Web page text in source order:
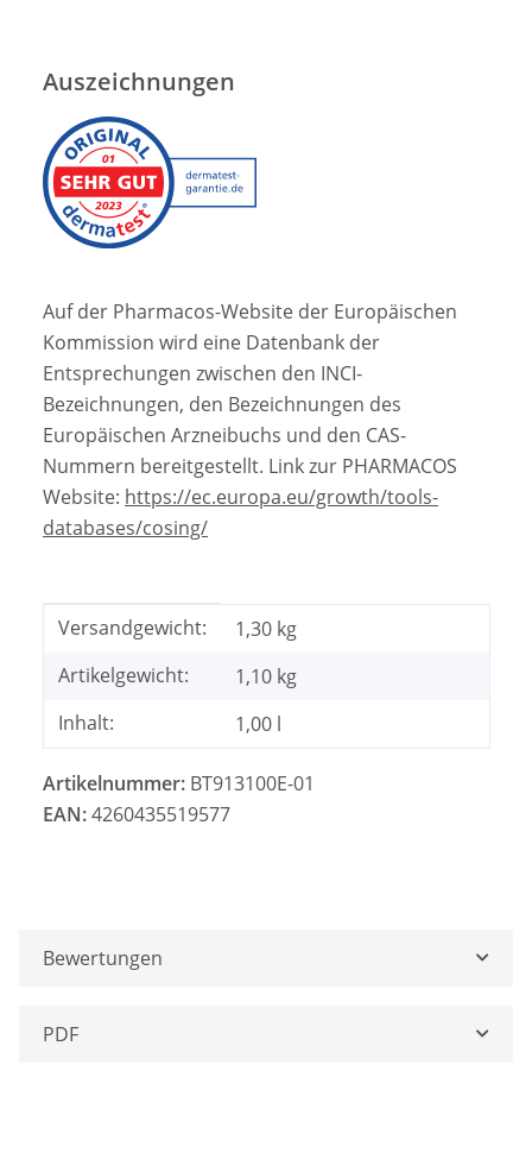
Auszeichnungen
Auf der Pharmacos-Website der Europäischen
Kommission wird eine Datenbank der
Entsprechungen zwischen den INCI-
Bezeichnungen, den Bezeichnungen des
Europäischen Arzneibuchs und den CAS-
Nummern bereitgestellt. Link zur PHARMACOS
Website: https://ec.europa.eu/growth/tools-
databases/cosing/
Produkteigenschaft
Wert
Versandgewicht:
1,30 kg
Artikelgewicht:
1,10 kg
Inhalt:
1,00 l
Artikelnummer: BT913100E-01
EAN:4260435519577
Bewertungen
PDF